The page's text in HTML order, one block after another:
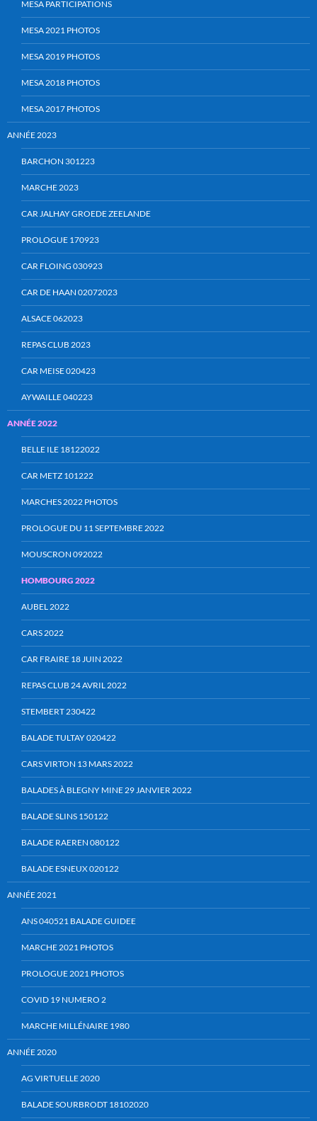
MESA PARTICIPATIONS
MESA 2021 PHOTOS
MESA 2019 PHOTOS
MESA 2018 PHOTOS
MESA 2017 PHOTOS
ANNÉE 2023
BARCHON 301223
MARCHE 2023
CAR JALHAY GROEDE ZEELANDE
PROLOGUE 170923
CAR FLOING 030923
CAR DE HAAN 02072023
ALSACE 062023
REPAS CLUB 2023
CAR MEISE 020423
AYWAILLE 040223
ANNÉE 2022
BELLE ILE 18122022
CAR METZ 101222
MARCHES 2022 PHOTOS
PROLOGUE DU 11 SEPTEMBRE 2022
MOUSCRON 092022
HOMBOURG 2022
AUBEL 2022
CARS 2022
CAR FRAIRE 18 JUIN 2022
REPAS CLUB 24 AVRIL 2022
STEMBERT 230422
BALADE TULTAY 020422
CARS VIRTON 13 MARS 2022
BALADES À BLEGNY MINE 29 JANVIER 2022
BALADE SLINS 150122
BALADE RAEREN 080122
BALADE ESNEUX 020122
ANNÉE 2021
ANS 040521 BALADE GUIDEE
MARCHE 2021 PHOTOS
PROLOGUE 2021 PHOTOS
COVID 19 NUMERO 2
MARCHE MILLÉNAIRE 1980
ANNÉE 2020
AG VIRTUELLE 2020
BALADE SOURBRODT 18102020